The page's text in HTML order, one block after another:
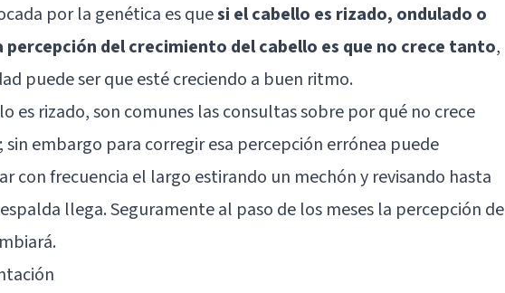
por la genética es quesi el cabello es rizado, ondulado o
percepción del crecimiento del cabello es que no crece tanto,
puede ser que esté creciendo a buen ritmo.
es rizado, son comunes las consultas sobre por qué no crece
embargo para corregir esa percepción errónea puede
con frecuencia el largo estirando un mechón y revisando hasta
llega. Seguramente al paso de los meses la percepción de